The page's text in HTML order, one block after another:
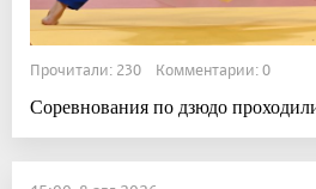
Прочитали: 230 Комментарии: 0
Соревнования по дзюдо